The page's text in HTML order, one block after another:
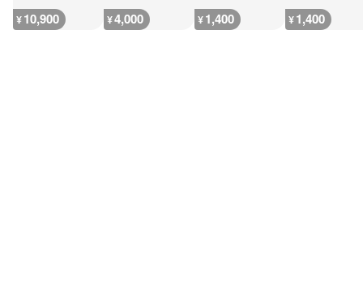
¥10,900 ¥4,000 ¥1,400 ¥1,400